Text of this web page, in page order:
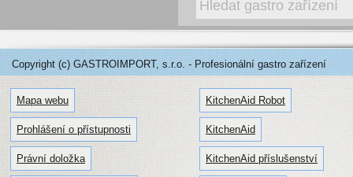
Copyright (c) GASTROIMPORT, s.r.o. - Profesionální gastro zařízení
Mapa webu
Prohlášení o přístupnosti
Právní doložka
KitchenAid Robot
KitchenAid
KitchenAid příslušenství